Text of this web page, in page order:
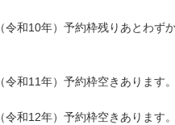
令和10年）予約枠残りあとわず
令和11年）予約枠空きあります。
令和12年）予約枠空きあります。